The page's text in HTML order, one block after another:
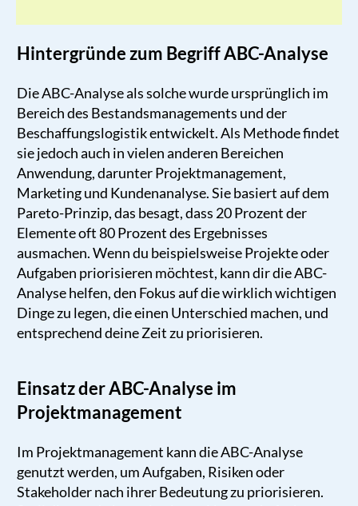
Hintergründe zum Begriff ABC-Analyse
Die ABC-Analyse als solche wurde ursprünglich im
Bereich des Bestandsmanagements und der
Beschaffungslogistik entwickelt. Als Methode findet
sie jedoch auch in vielen anderen Bereichen
Anwendung, darunter Projektmanagement,
Marketing und Kundenanalyse. Sie basiert auf dem
Pareto-Prinzip, das besagt, dass 20 Prozent der
Elemente oft 80 Prozent des Ergebnisses
ausmachen. Wenn du beispielsweise Projekte oder
Aufgaben priorisieren möchtest, kann dir die ABC-
Analyse helfen, den Fokus auf die wirklich wichtigen
Dinge zu legen, die einen Unterschied machen, und
entsprechend deine Zeit zu priorisieren.
Einsatz der ABC-Analyse im
Projektmanagement
Im Projektmanagement kann die ABC-Analyse
genutzt werden, um Aufgaben, Risiken oder
Stakeholder nach ihrer Bedeutung zu priorisieren.